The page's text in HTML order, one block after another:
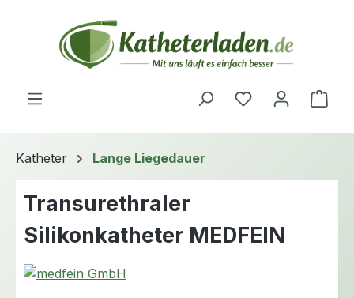
Zum Hauptinhalt springen
Du hast 0
Katheter Lange Liegedauer
Transurethraler
Silikonkatheter MEDFEIN